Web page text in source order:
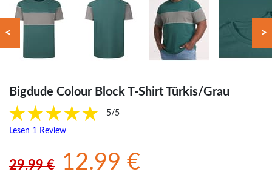
< >
Bigdude Colour Block T-Shirt Türkis/Grau
5/5
Lesen 1 Review
29.99 € 12.99 €